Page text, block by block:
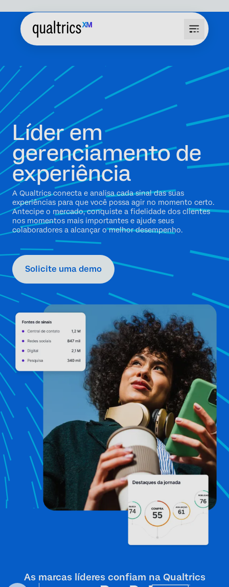
Líder em
gerenciamento de
experiência
A Qualtrics conecta e analisa cada sinal das suas
experiências para que você possa agir no momento certo.
Antecipe o mercado, conquiste a fidelidade dos clientes
nos momentos mais importantes e ajude seus
colaboradores a alcançar o melhor desempenho.
Solicite uma demo
As marcas líderes confiam na Qualtrics